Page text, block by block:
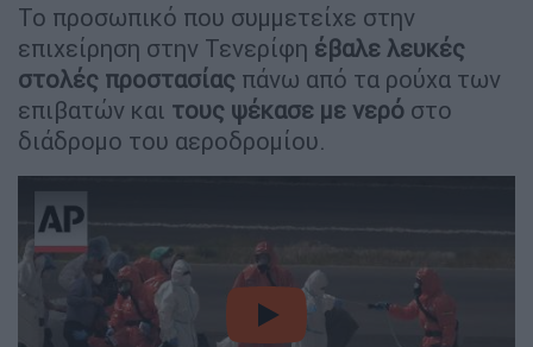
Το προσωπικό που συμμετείχε στην
επιχείρηση στην Τενερίφη έβαλε λευκές
στολές προστασίας πάνω από τα ρούχα των
επιβατών και τους ψέκασε με νερό στο
διάδρομο του αεροδρομίου.
video